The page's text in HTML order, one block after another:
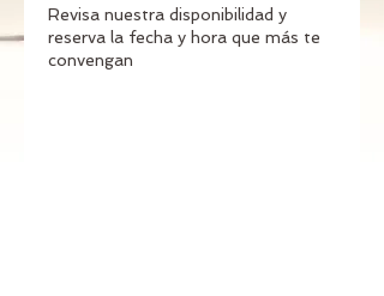
Revisa nuestra disponibilidad y
reserva la fecha y hora que más te
convengan